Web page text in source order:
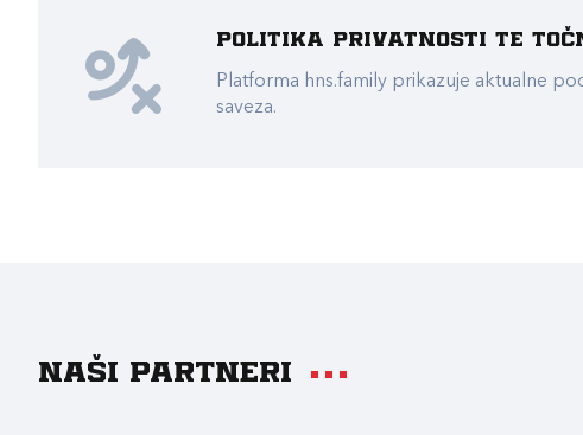
Politika privatnosti te
Platforma hns.family prikazuje aktualne
saveza.
Naši partneri